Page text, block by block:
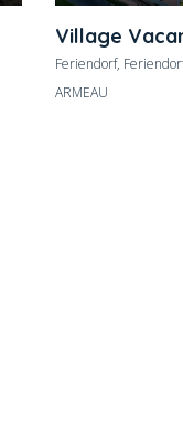
Village
Feriendorf,
ARMEAU